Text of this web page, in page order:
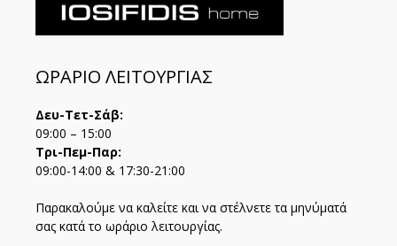
ΩΡΑΡΙΟ ΛΕΙΤΟΥΡΓΙΑΣ
Δευ-Τετ-Σάβ:
09:00 – 15:00
Τρι-Πεμ-Παρ:
09:00-14:00 & 17:30-21:00
Παρακαλούμε να καλείτε και να στέλνετε τα μηνύματά
σας κατά το ωράριο λειτουργίας.